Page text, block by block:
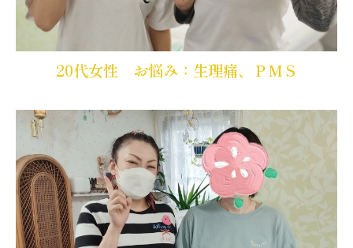
20代女性 お悩み：生理痛、ＰＭＳ